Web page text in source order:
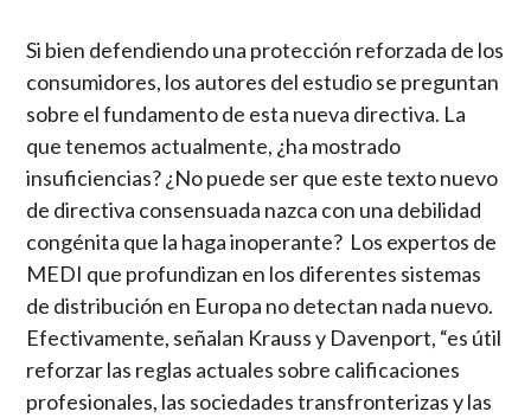
Si bien defendiendo una protección reforzada de los
consumidores, los autores del estudio se preguntan
sobre el fundamento de esta nueva directiva. La
que tenemos actualmente, ¿ha mostrado
insuficiencias? ¿No puede ser que este texto nuevo
de directiva consensuada nazca con una debilidad
congénita que la haga inoperante? Los expertos de
MEDI que profundizan en los diferentes sistemas
de distribución en Europa no detectan nada nuevo.
Efectivamente, señalan Krauss y Davenport, “es útil
reforzar las reglas actuales sobre calificaciones
profesionales, las sociedades transfronterizas y las